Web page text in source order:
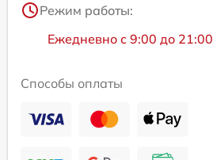
Режим работы:
Ежедневно с 9:00 до 21:00
Способы оплаты